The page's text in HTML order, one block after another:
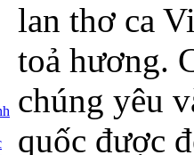
lan thơ ca
toả hương.
chúng yêu
quốc được